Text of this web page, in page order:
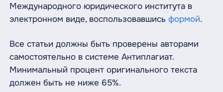
Международного юридического института в
электронном виде, воспользовавшисьформой.
Все статьи должны быть проверены авторами
самостоятельно в системе Антиплагиат.
Минимальный процент оригинального текста
должен быть не ниже 65%.